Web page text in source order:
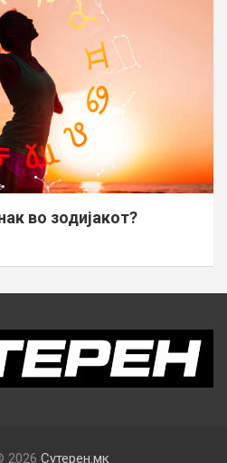
во зодијакот?
2026 Сутерен.мк